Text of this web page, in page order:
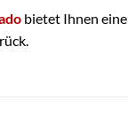
bietet Ihnen eine